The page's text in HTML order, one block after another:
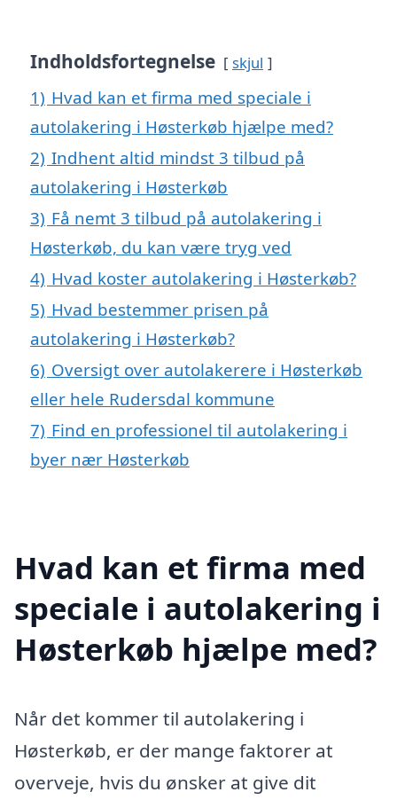
Indholdsfortegnelse skjul
1) Hvad kan et firma med speciale i
autolakering i Høsterkøb hjælpe med?
2) Indhent altid mindst 3 tilbud på
autolakering i Høsterkøb
3) Få nemt 3 tilbud på autolakering i
Høsterkøb, du kan være tryg ved
4) Hvad koster autolakering i Høsterkøb?
5) Hvad bestemmer prisen på
autolakering i Høsterkøb?
6) Oversigt over autolakerere i Høsterkøb
eller hele Rudersdal kommune
7) Find en professionel til autolakering i
byer nær Høsterkøb
Hvad kan et firma med
speciale i autolakering i
Høsterkøb hjælpe med?
Når det kommer til autolakering i
Høsterkøb, er der mange faktorer at
overveje, hvis du ønsker at give dit